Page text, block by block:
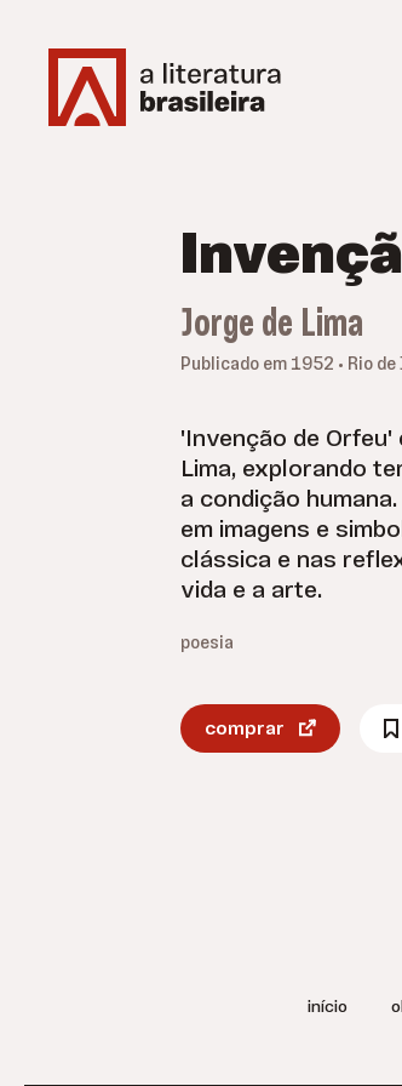
Jorge de Lima
Publicado em 1952 • Rio de
'Invenção de Orfeu'
Lima, explorando
a condição
em imagens e
clássica e nas
vida e a arte.
poesia
comprar
início